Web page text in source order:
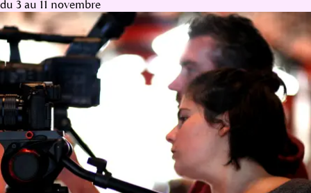
du 3 au 11 novembre